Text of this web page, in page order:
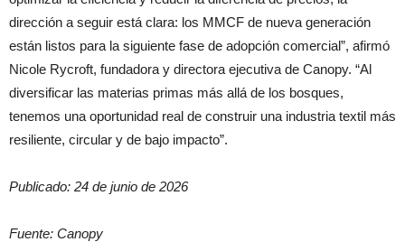
dirección a seguir está clara: los MMCF de nueva generación
están listos para la siguiente fase de adopción comercial”, afirmó
Nicole Rycroft, fundadora y directora ejecutiva de Canopy. “Al
diversificar las materias primas más allá de los bosques,
tenemos una oportunidad real de construir una industria textil más
resiliente, circular y de bajo impacto”.
Publicado: 24 de junio de 2026
Fuente: Canopy